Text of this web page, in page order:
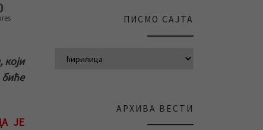
ЈЕ
ПИСМО САЈТА
АРХИВА ВЕСТИ